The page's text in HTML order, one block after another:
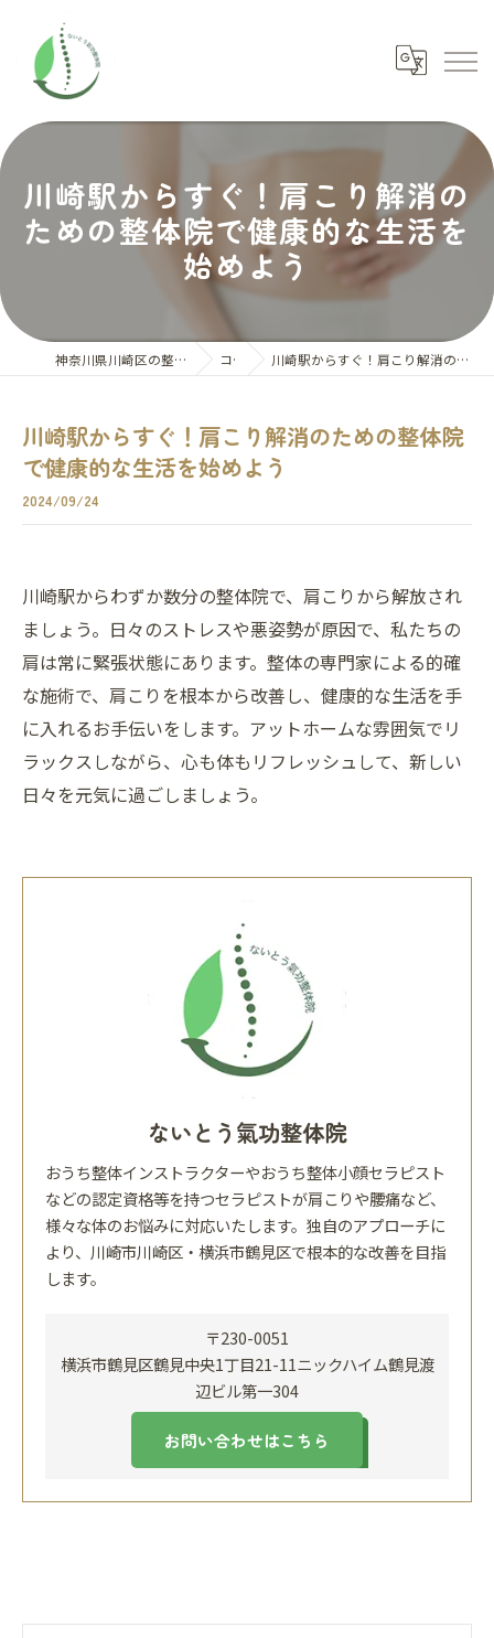
川崎駅からすぐ！肩こり解消の
ための整体院で健康的な生活を
始めよう
神奈川県川崎区の整体ならないとう氣功整体院 コラム 川崎駅からすぐ！肩こり解消のための整体院で健康的な生活を始めよう
川崎駅からすぐ！肩こり解消のための整体院
で健康的な生活を始めよう
2024/09/24
川崎駅からわずか数分の整体院で、肩こりから解放され
ましょう。日々のストレスや悪姿勢が原因で、私たちの
肩は常に緊張状態にあります。整体の専門家による的確
な施術で、肩こりを根本から改善し、健康的な生活を手
に入れるお手伝いをします。アットホームな雰囲気でリ
ラックスしながら、心も体もリフレッシュして、新しい
日々を元気に過ごしましょう。
ないとう氣功整体院
おうち整体インストラクターやおうち整体小顔セラピスト
などの認定資格等を持つセラピストが肩こりや腰痛など、
様々な体のお悩みに対応いたします。独自のアプローチに
より、川崎市川崎区・横浜市鶴見区で根本的な改善を目指
します。
〒230-0051
横浜市鶴見区鶴見中央1丁目21-11ニックハイム鶴見渡
辺ビル第一304
お問い合わせはこちら